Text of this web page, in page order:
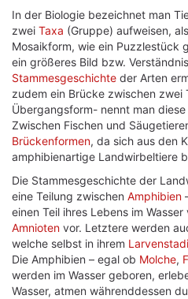
In der Biologie bezeichnet man
zwei Taxa (Gruppe) aufweisen,
Mosaikform, wie ein Puzzlestück
ein größeres Bild bzw.
Stammesgeschichte der Arten
zudem ein Brücke zwischen zwei
Übergangsform- nennt man diese
Zwischen Fischen und
Brückenformen, da sich aus den
amphibienartige Landwirbeltiere
Die Stammesgeschichte der
eine Teilung zwischen Amphibien
einen Teil ihres Lebens im
Amnioten vor. Letztere werden
welche selbst in ihrem
Die Amphibien – egal ob Molche,
werden im Wasser geboren,
Wasser, atmen währenddessen